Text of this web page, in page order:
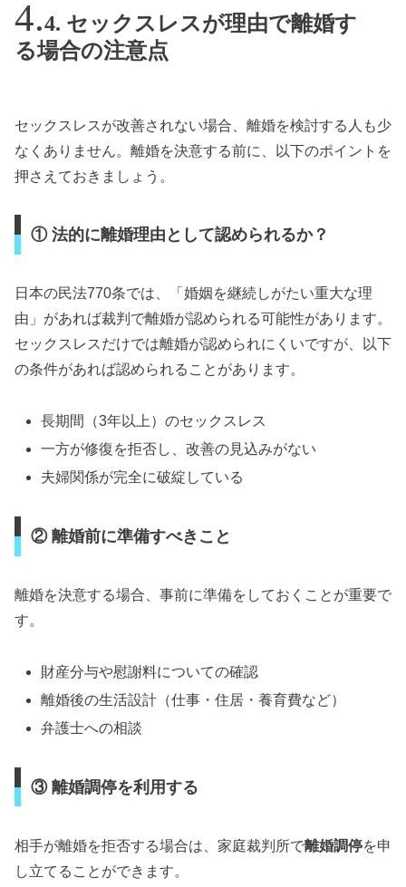
4. セックスレスが理由で離婚す
る場合の注意点
セックスレスが改善されない場合、離婚を検討する人も少
なくありません。離婚を決意する前に、以下のポイントを
押さえておきましょう。
① 法的に離婚理由として認められるか？
日本の民法770条では、「婚姻を継続しがたい重大な理
由」があれば裁判で離婚が認められる可能性があります。
セックスレスだけでは離婚が認められにくいですが、以下
の条件があれば認められることがあります。
長期間（3年以上）のセックスレス
一方が修復を拒否し、改善の見込みがない
夫婦関係が完全に破綻している
② 離婚前に準備すべきこと
離婚を決意する場合、事前に準備をしておくことが重要で
す。
財産分与や慰謝料についての確認
離婚後の生活設計（仕事・住居・養育費など）
弁護士への相談
③ 離婚調停を利用する
相手が離婚を拒否する場合は、家庭裁判所で離婚調停を申
し立てることができます。